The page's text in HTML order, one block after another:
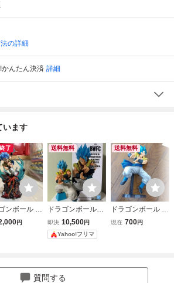
の詳細
かんたん決済 詳細
います
了
ンボール ゴ
ブルー フィ
円
送料無料
ドラゴンボール超
BWFC SMSP 01 A
賞 ゴジータ フ
ィギュア 海外正
即決 10,500円
Yahoo!フリマ
送料無料
ドラゴンボール フ
ィギュア ゴジータ
現在 700円
質問する